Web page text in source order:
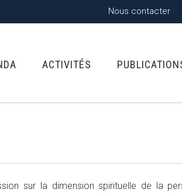
Nous contacter
ACTIVITÉS
sur la dimension spirituelle de la